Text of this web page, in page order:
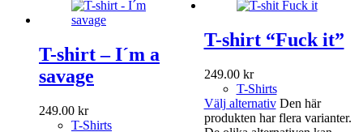
T-shirt – I´m a
savage
249.00 kr
T-Shirts
T-shirt “Fuck it”
249.00 kr
T-Shirts
Välj alternativ Den här
produkten har flera varianter.